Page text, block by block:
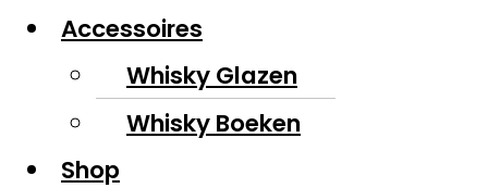
Accessoires
Whisky Glazen
Whisky Boeken
Shop